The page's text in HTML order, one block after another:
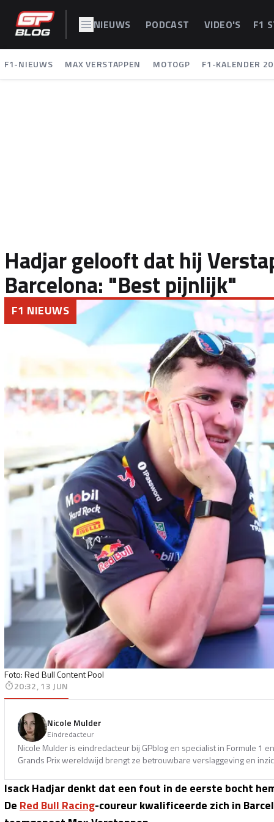
NIEUWS PODCAST VIDEO'S F1
F1-NIEUWS MAX VERSTAPPEN MOTOGP F1-KALENDER
Hadjar gelooft dat hij
Barcelona: "Best pijnlijk"
Foto: Red Bull Content Pool
F1 NIEUWS
20:32, 13 JUN
Nicole Mulder
Eindredacteur
Nicole Mulder is eindredacteur bij GPblog en specialist in Formule 1
Grands Prix wereldwijd brengt ze betrouwbare verslaggeving en
Isack Hadjar denkt dat een fout in de eerste bocht
De Red Bull Racing-coureur kwalificeerde zich in